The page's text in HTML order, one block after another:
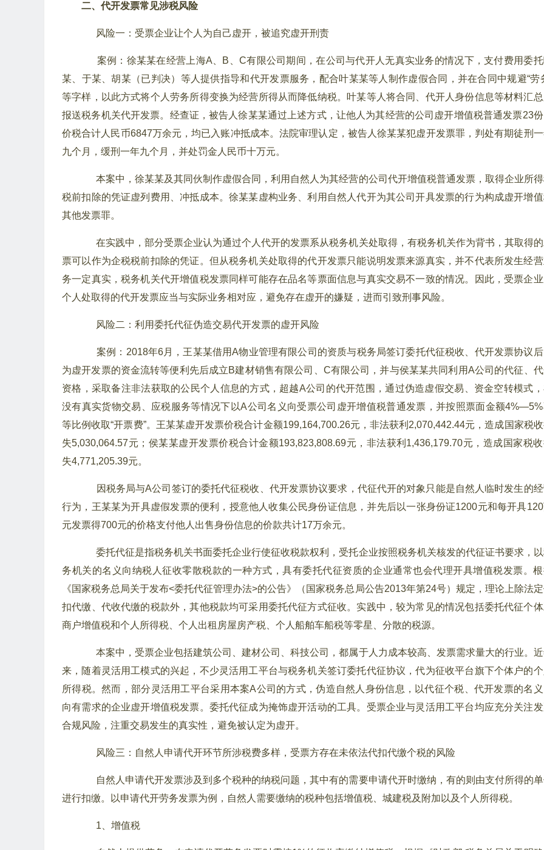
二、代开发票常见涉税风险
风险一：受票企业让个人为自己虚开，被追究虚开刑责
案例：徐某某在经营上海A、B、C有限公司期间，在公司与代开人无真实业务的情况下，支付费用委
某、于某、胡某（已判决）等人提供指导和代开发票服务，配合叶某某等人制作虚假合同，并在合同中规避“劳
等字样，以此方式将个人劳务所得变换为经营所得从而降低纳税。叶某等人将合同、代开人身份信息等材料汇
报送税务机关代开发票。经查证，被告人徐某某通过上述方式，让他人为其经营的公司虚开增值税普通发票23份
价税合计人民币6847万余元，均已入账冲抵成本。法院审理认定，被告人徐某某犯虚开发票罪，判处有期徒刑
九个月，缓刑一年九个月，并处罚金人民币十万元。
本案中，徐某某及其同伙制作虚假合同，利用自然人为其经营的公司代开增值税普通发票，取得企业所
税前扣除的凭证虚列费用、冲抵成本。徐某某虚构业务、利用自然人代开为其公司开具发票的行为构成虚开增
其他发票罪。
在实践中，部分受票企业认为通过个人代开的发票系从税务机关处取得，有税务机关作为背书，其取得
票可以作为企税税前扣除的凭证。但从税务机关处取得的代开发票只能说明发票来源真实，并不代表所发生经
务一定真实，税务机关代开增值税发票同样可能存在品名等票面信息与真实交易不一致的情况。因此，受票企业
个人处取得的代开发票应当与实际业务相对应，避免存在虚开的嫌疑，进而引致刑事风险。
风险二：利用委托代征伪造交易代开发票的虚开风险
案例：2018年6月，王某某借用A物业管理有限公司的资质与税务局签订委托代征税收、代开发票协议后
为虚开发票的资金流转等便利先后成立B建材销售有限公司、C有限公司，并与侯某某共同利用A公司的代征、
资格，采取备注非法获取的公民个人信息的方式，超越A公司的代开范围，通过伪造虚假交易、资金空转模式
没有真实货物交易、应税服务等情况下以A公司名义向受票公司虚开增值税普通发票，并按照票面金额
等比例收取“开票费”。王某某虚开发票价税合计金额199,164,700.26元，非法获利2,070,442.44元，造成国家税
失5,030,064.57元；侯某某虚开发票价税合计金额193,823,808.69元，非法获利1,436,179.70元，造成国家税
失4,771,205.39元。
因税务局与A公司签订的委托代征税收、代开发票协议要求，代征代开的对象只能是自然人临时发生的
行为，王某某为开具虚假发票的便利，授意他人收集公民身份证信息，并先后以一张身份证1200元和每开具
元发票得700元的价格支付他人出售身份信息的价款共计17万余元。
委托代征是指税务机关书面委托企业行使征收税款权利，受托企业按照税务机关核发的代征证书要求，
务机关的名义向纳税人征收零散税款的一种方式，具有委托代征资质的企业通常也会代理开具增值税发票。
《国家税务总局关于发布<委托代征管理办法>的公告》（国家税务总局公告2013年第24号）规定，理论上除法
扣代缴、代收代缴的税款外，其他税款均可采用委托代征方式征收。实践中，较为常见的情况包括委托代征个体
商户增值税和个人所得税、个人出租房屋房产税、个人船舶车船税等零星、分散的税源。
本案中，受票企业包括建筑公司、建材公司、科技公司，都属于人力成本较高、发票需求量大的行业。
来，随着灵活用工模式的兴起，不少灵活用工平台与税务机关签订委托代征协议，代为征收平台旗下个体户的个
所得税。然而，部分灵活用工平台采用本案A公司的方式，伪造自然人身份信息，以代征个税、代开发票的名义
向有需求的企业虚开增值税发票。委托代征成为掩饰虚开活动的工具。受票企业与灵活用工平台均应充分关注
合规风险，注重交易发生的真实性，避免被认定为虚开。
风险三：自然人申请代开环节所涉税费多样，受票方存在未依法代扣代缴个税的风险
自然人申请代开发票涉及到多个税种的纳税问题，其中有的需要申请代开时缴纳，有的则由支付所得的
进行扣缴。以申请代开劳务发票为例，自然人需要缴纳的税种包括增值税、城建税及附加以及个人所得税。
1、增值税